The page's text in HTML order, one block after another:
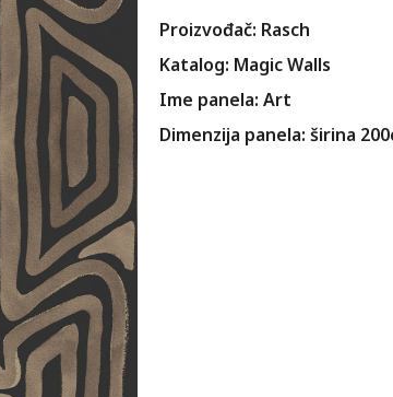
Proizvođač: Rasch
Katalog: Magic Walls
Ime panela: Art
Dimenzija panela: širina